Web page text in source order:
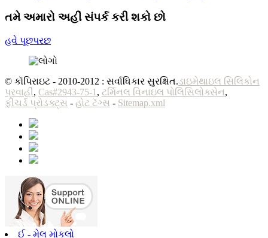
તમે અમારો અહીં સંપર્ક કરી શકો છો
હવે પૂછપરછ
© કૉપિરાઇટ - 2010-2012 : સર્વાધિકાર સુરક્ષિત.ડાઇમેથાઇલ સિલિકોન
પ્રવાહી , Cas#2943-75-1 , ટર્મિનલ વિનાઇલ પોલિસિલોક્સેન,
ફીચર્ડ પ્રોડક્ટ્સ - હોટ ટૅગ્સ - Sitemap.xml
ઈ - મેલ મોકલો